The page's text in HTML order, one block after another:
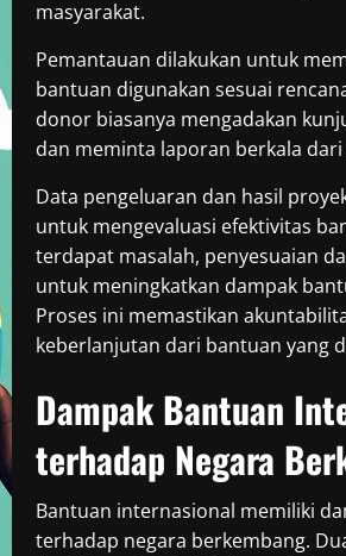
masyarakat.
Pemantauan dilakukan untuk
bantuan digunakan sesuai
donor biasanya mengadakan
dan meminta laporan berkala
Data pengeluaran dan hasil
untuk mengevaluasi efektivitas
terdapat masalah, penyesuaian
untuk meningkatkan dampak
Proses ini memastikan
keberlanjutan dari bantuan yang
Dampak Bantuan
terhadap Negara
Bantuan internasional memiliki
terhadap negara berkembang.